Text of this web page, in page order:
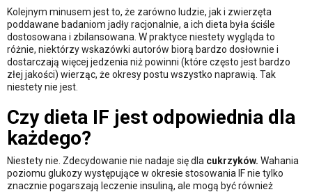
Kolejnym minusem jest to, że zarówno ludzie, jak i zwierzęta
poddawane badaniom jadły racjonalnie, a ich dieta była ściśle
dostosowana i zbilansowana. W praktyce niestety wygląda to
różnie, niektórzy wskazówki autorów biorą bardzo dosłownie i
dostarczają więcej jedzenia niż powinni (które często jest bardzo
złej jakości) wierząc, że okresy postu wszystko naprawią. Tak
niestety nie jest.
Czy dieta IF jest odpowiednia dla
każdego?
Niestety nie. Zdecydowanie nie nadaje się dla cukrzyków. Wahania
poziomu glukozy występujące w okresie stosowania IF nie tylko
znacznie pogarszają leczenie insuliną, ale mogą być również